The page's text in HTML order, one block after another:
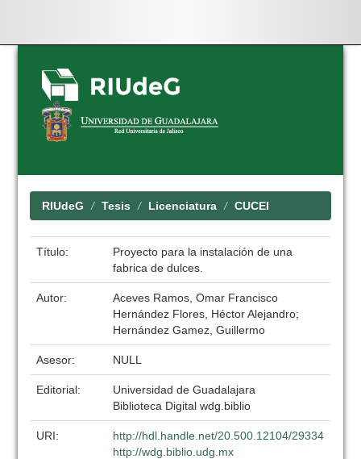
Skip
navigation
RIUdeG Tesis Licenciatura CUCEI
Título:
Proyecto para la instalación de una
fabrica de dulces.
Autor:
Aceves Ramos, Omar Francisco
Hernández Flores, Héctor Alejandro;
Hernández Gamez, Guillermo
Asesor: NULL
Editorial:
Universidad de Guadalajara
Biblioteca Digital wdg.biblio
URI:
http://hdl.handle.net/20.500.12104/29334
http://wdg.biblio.udg.mx